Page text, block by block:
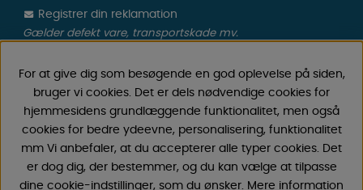
Registrer din reklamation
Gælder defekt vare, transportskade mv.
CAMPMARKET
Vi har oparbejdet stor erfaring med campingvogne &
autocamper tilbehør gennem årene, fordi vi har
forhandlet campingvogne & autocampere samt
reservedele og tilbehør til disse siden 1968. Vi tilbyder et
bredt udvalg af forskellige varer inden for camping &
For at give dig som besøgende en god oplevelse på siden,
bruger vi cookies. Det er dels nødvendige cookies for
hjemmesidens grundlæggende funktionalitet, men også
cookies for bedre ydeevne, personalisering, funktionalitet
mm Vi anbefaler, at du accepterer alle typer cookies. Det
er dog dig, der bestemmer, og du kan vælge at tilpasse
dine cookie-indstillinger, som du ønsker. Mere information